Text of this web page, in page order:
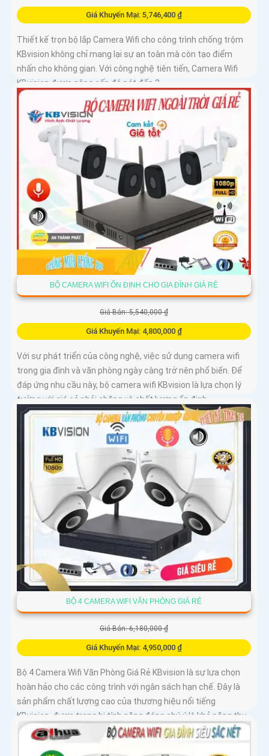
Giá Khuyến Mại: 5,746,400 ₫
Thiết kế trọn bộ lắp Camera Wifi cho công trình chống trộm
KBvision không chỉ mang lại sự an toàn mà còn tạo điểm
nhấn cho không gian. Với công nghệ tiên tiến, Camera Wifi
KBvision được nâng cấp độ nét đến 2
BỘ CAMERA WIFI ỔN ĐỊNH CHO GIA ĐÌNH GIÁ RẺ
Giá Bán: 5,540,000 ₫
Giá Khuyến Mại: 4,800,000 ₫
Với sự phát triển của công nghệ, việc sử dụng camera wifi
trong gia đình và văn phòng ngày càng trở nên phổ biến. Để
đáp ứng nhu cầu này, bộ camera wifi KBvision là lựa chọn lý
tưởng với giá cả phải chăng và chất lượng ổn định
BỘ 4 CAMERA WIFI VĂN PHÒNG GIÁ RẺ
Giá Bán: 6,180,000 ₫
Giá Khuyến Mại: 4,950,000 ₫
Bộ 4 Camera Wifi Văn Phòng Giá Rẻ KBvision là sự lựa chọn
hoàn hảo cho các công trình với ngân sách hạn chế. Đây là
sản phẩm chất lượng cao của thương hiệu nổi tiếng
KBvision, được trang bị tính năng đáng chú ý là khả năng thu
âm và loa tích hợp